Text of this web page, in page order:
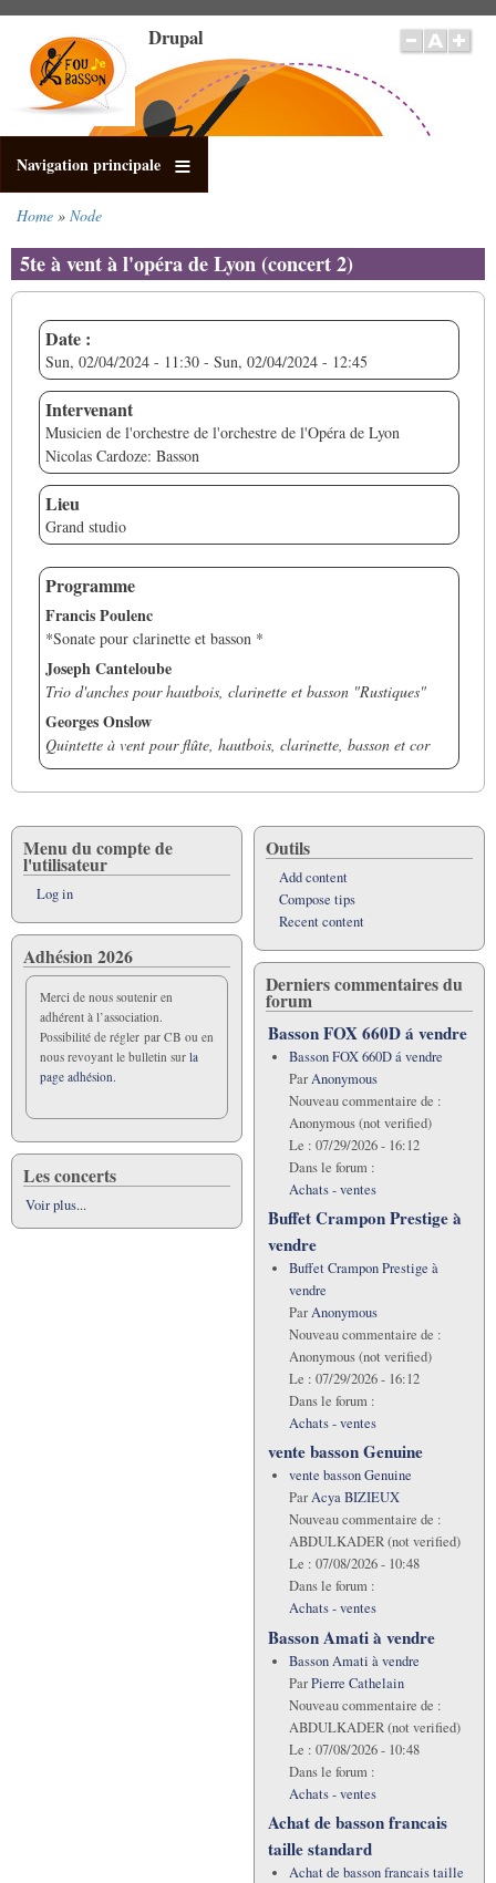
main
content
Drupal
Navigation principale
Home Node
5te à vent à l'opéra de Lyon (concert 2)
Date :
Sun, 02/04/2024 - 11:30 - Sun, 02/04/2024 - 12:45
Intervenant
Musicien de l'orchestre de l'orchestre de l'Opéra de Lyon
Nicolas Cardoze: Basson
Lieu
Grand studio
Programme
Francis Poulenc
*Sonate pour clarinette et basson *
Joseph Canteloube
Trio d'anches pour hautbois, clarinette et basson "Rustiques"
Georges Onslow
Quintette à vent pour flûte, hautbois, clarinette, basson et cor
Menu du compte de
l'utilisateur
Log in
Adhésion 2026
Merci de nous soutenir en
adhérent à l’association.
Possibilité de régler par CB ou en
nous revoyant le bulletin sur la
page adhésion.
Les concerts
Voir plus...
Outils
Add content
Compose tips
Recent content
Derniers commentaires du
forum
Basson FOX 660D á vendre
Basson FOX 660D á vendre
ParAnonymous
Nouveau commentaire de :
Anonymous (not verified)
Le : 07/29/2026 - 16:12
Dans le forum :
Achats - ventes
Buffet Crampon Prestige à
vendre
Buffet Crampon Prestige à
vendre
ParAnonymous
Nouveau commentaire de :
Anonymous (not verified)
Le : 07/29/2026 - 16:12
Dans le forum :
Achats - ventes
vente basson Genuine
vente basson Genuine
ParAcya BIZIEUX
Nouveau commentaire de :
ABDULKADER (not verified)
Le : 07/08/2026 - 10:48
Dans le forum :
Achats - ventes
Basson Amati à vendre
Basson Amati à vendre
ParPierre Cathelain
Nouveau commentaire de :
ABDULKADER (not verified)
Le : 07/08/2026 - 10:48
Dans le forum :
Achats - ventes
Achat de basson francais
taille standard
Achat de basson francais taille